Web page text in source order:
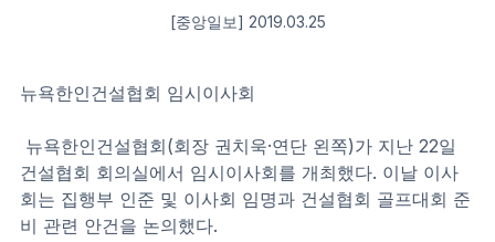
[중앙일보] 2019.03.25
뉴욕한인건설협회 임시이사회
건설협회 회의실에서 임시이사회를 개최했다. 이날 이사
회는 집행부 인준 및 이사회 임명과 건설협회 골프대회 준
비 관련 안건을 논의했다.